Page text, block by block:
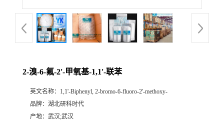
2-溴-6-氟-2'-甲氧基-1,1'-联苯
英文名称： 1,1'-Biphenyl, 2-bromo-6-fluoro-2'-methoxy-
品牌： 湖北研科时代
产地： 武汉;武汉